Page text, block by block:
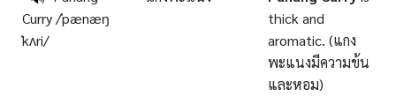
Curry /ˈpænæŋ
ˈkʌri/
thick and
aromatic. (แกง
พะแนงมีความข้น
และหอม)